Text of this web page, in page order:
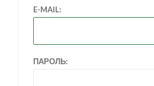
E-MAIL:
ПАРОЛЬ: